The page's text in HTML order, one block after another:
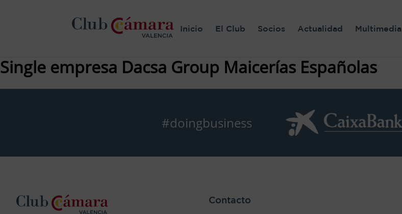
Inicio El Club Socios Actualidad Multimedia
Single empresa Dacsa Group Maicerías Españolas
#doingbusiness
Contacto